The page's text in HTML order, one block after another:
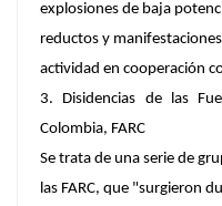
explosiones de baja
reductos y
actividad en cooperación
3. Disidencias de las
Colombia, FARC
Se trata de una serie de
las FARC, que "surgieron